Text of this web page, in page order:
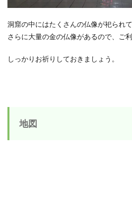
洞窟の中にはたくさんの仏像が祀られ
さらに大量の金の仏像があるので、ご
しっかりお祈りしておきましょう。
地図